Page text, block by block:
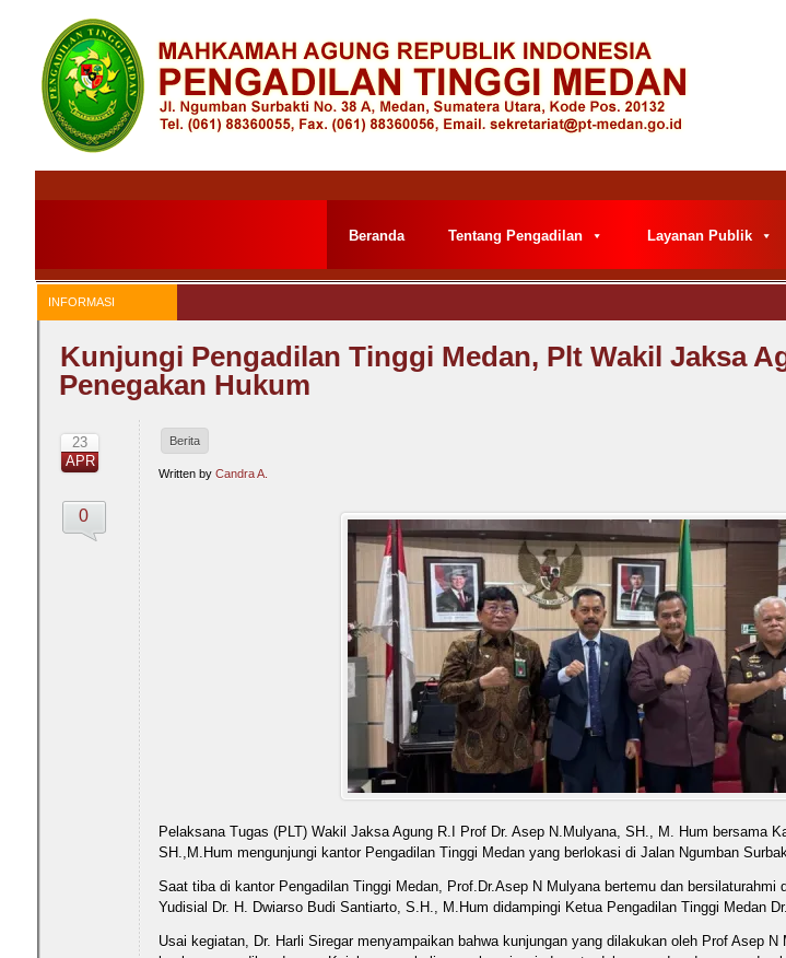
content
Beranda Tentang Pengadilan Layanan Publik
INFORMASI
Kunjungi Pengadilan Tinggi Medan, Plt Wakil Jaksa
Penegakan Hukum
23
APR
0
Berita
Written by Candra A.
Pelaksana Tugas (PLT) Wakil Jaksa Agung R.I Prof Dr. Asep N.Mulyana, SH., M. Hum bersama
SH.,M.Hum mengunjungi kantor Pengadilan Tinggi Medan yang berlokasi di Jalan Ngumban
Saat tiba di kantor Pengadilan Tinggi Medan, Prof.Dr.Asep N Mulyana bertemu dan bersilaturahmi
Yudisial Dr. H. Dwiarso Budi Santiarto, S.H., M.Hum didampingi Ketua Pengadilan Tinggi Medan
Usai kegiatan, Dr. Harli Siregar menyampaikan bahwa kunjungan yang dilakukan oleh Prof Asep